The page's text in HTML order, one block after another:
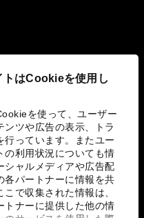
トはCookieを使用し
を使って、ユーザー
ンツや広告の表示、トラ
行っています。またユー
の利用状況についても情
シャルメディアや広告配
各パートナーに情報を共
で収集された情報は、
トナーに提供した他の情